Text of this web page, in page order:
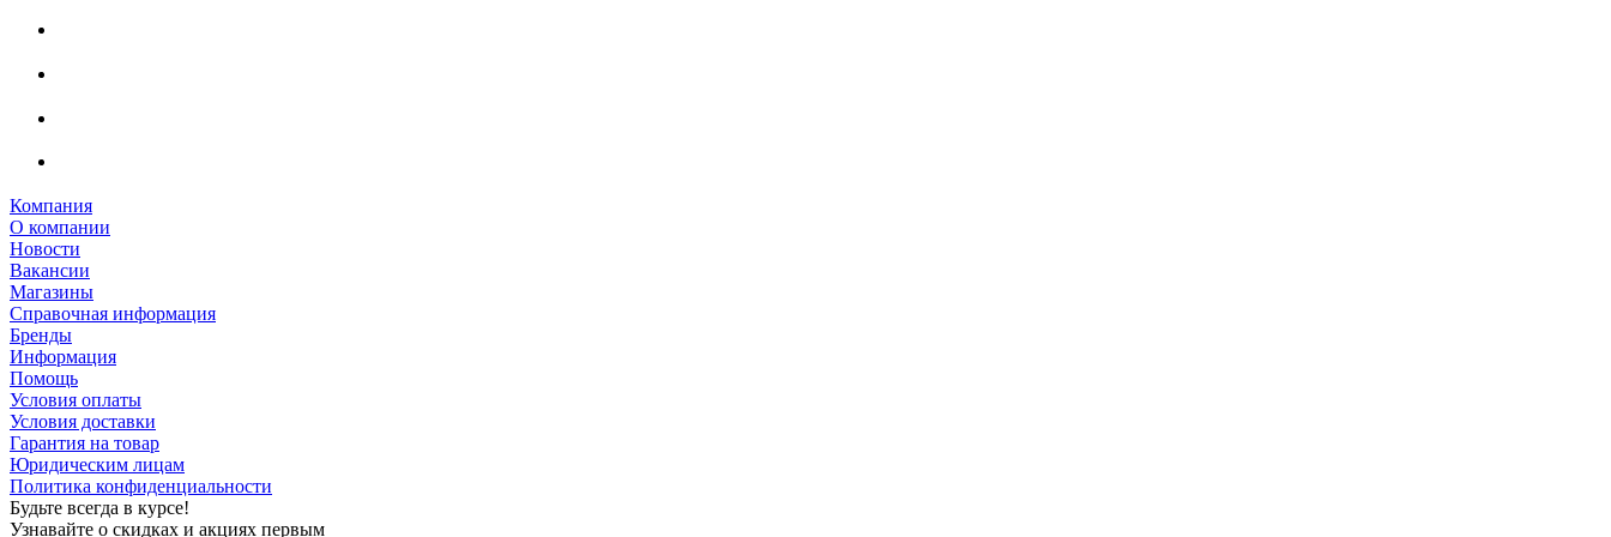
Компания
О компании
Новости
Вакансии
Магазины
Справочная информация
Бренды
Информация
Помощь
Условия оплаты
Условия доставки
Гарантия на товар
Юридическим лицам
Политика конфиденциальности
Будьте всегда в курсе!
Узнавайте о скидках и акциях первым